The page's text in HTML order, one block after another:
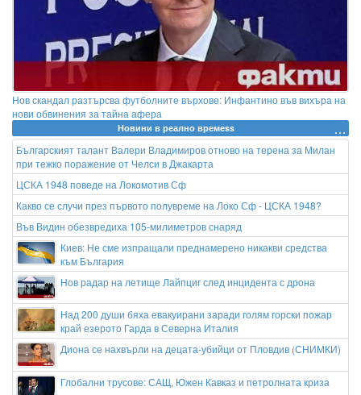
Нов скандал разтърсва футболните върхове: Инфантино във вихъра на
нови обвинения за тайна афера
Новини в реално времеss
Българският талант Валери Владимиров отново на терена за Милан
при тежко поражение от Челси в Джакарта
ЦСКА 1948 поведе на Локомотив Сф
Какво се случи през първото полувреме на Локо Сф - ЦСКА 1948?
Във Видин обезвредиха 105-милиметров снаряд
Киев: Не сме изпращали преднамерено никакви средства
към България
Нов радар на летище Лайпциг след инцидента с дрона
Над 200 души бяха евакуирани заради голям горски пожар
край езерото Гарда в Северна Италия
Диона се нахвърли на децата-убийци от Пловдив (СНИМКИ)
Глобални трусове: САЩ, Южен Кавказ и петролната криза